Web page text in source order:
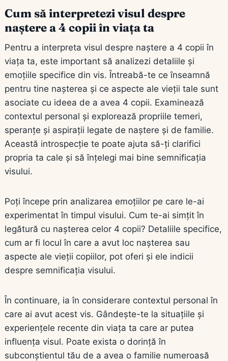
Cum să interpretezi visul despre
naștere a 4 copii în viața ta
Pentru a interpreta visul despre naștere a 4 copii în
viața ta, este important să analizezi detaliile și
emoțiile specifice din vis. Întreabă-te ce înseamnă
pentru tine nașterea și ce aspecte ale vieții tale sunt
asociate cu ideea de a avea 4 copii. Examinează
contextul personal și explorează propriile temeri,
speranțe și aspirații legate de naștere și de familie.
Această introspecție te poate ajuta să-ți clarifici
propria ta cale și să înțelegi mai bine semnificația
visului.
Poți începe prin analizarea emoțiilor pe care le-ai
experimentat în timpul visului. Cum te-ai simțit în
legătură cu nașterea celor 4 copii? Detaliile specifice,
cum ar fi locul în care a avut loc nașterea sau
aspecte ale vieții copiilor, pot oferi și ele indicii
despre semnificația visului.
În continuare, ia în considerare contextul personal în
care ai avut acest vis. Gândește-te la situațiile și
experiențele recente din viața ta care ar putea
influența visul. Poate exista o dorință în
subconștientul tău de a avea o familie numeroasă